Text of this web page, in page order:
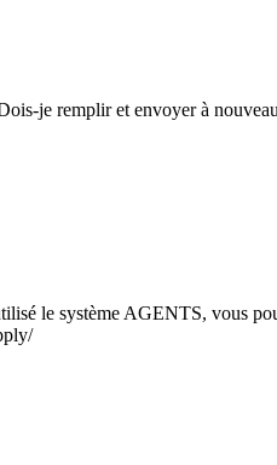
je remplir et envoyer à
le système AGENTS, vous